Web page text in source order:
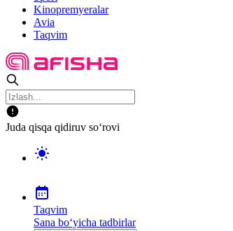
Kinopremyeralar
Avia
Taqvim
Juda qisqa qidiruv so‘rovi
Taqvim
Sana bo‘yicha tadbirlar